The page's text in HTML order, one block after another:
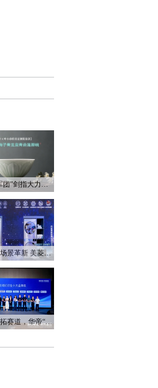
“斗牛士军团”剑指大力神杯，华帝以“一瓷一金”静候荣光
聚焦用户场景革新 美菱产品创新打造差异化居家体验
聚势普及拓赛道，华帝“亮剑”洗碗机峰会，破局存量换新